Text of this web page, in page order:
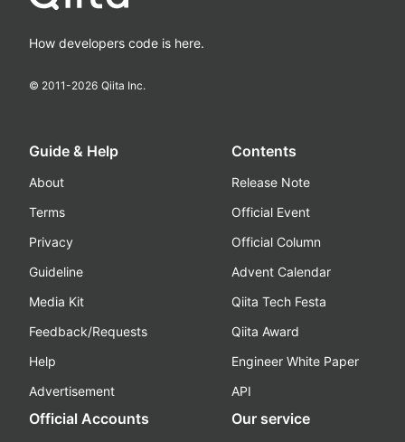
How developers code is here.
© 2011-2026 Qiita Inc.
Guide & Help
About
Terms
Privacy
Guideline
Media Kit
Feedback/Requests
Help
Advertisement
Contents
Release Note
Official Event
Official Column
Advent Calendar
Qiita Tech Festa
Qiita Award
Engineer White Paper
API
Official Accounts Our service